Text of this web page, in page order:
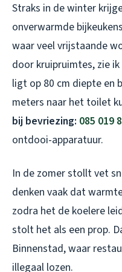
Straks in de winter
onverwarmde
waar veel vrijstaande
door kruipruimtes, zie
ligt op 80 cm diepte en
meters naar het toilet
bij bevriezing: 085 019
ontdooi-apparatuur.
In de zomer stollt vet
denken vaak dat
zodra het de koelere
stolt het als een prop.
Binnenstad, waar
illegaal lozen.